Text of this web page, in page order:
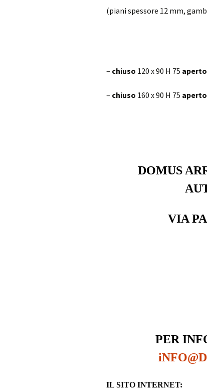
(piani spessore 12 mm,
– chiuso 120 x 90 H 75 aperto
– chiuso 160 x 90 H 75 aperto
DOMUS
VIA
PER
IL SITO INTERNET: